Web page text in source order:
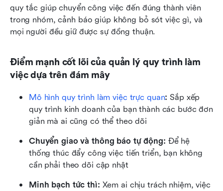
quy tắc giúp chuyển công việc đến đúng thành viên
trong nhóm, cảnh báo giúp không bỏ sót việc gì, và
mọi người đều giữ được sự đồng thuận.
Điểm mạnh cốt lõi của quản lý quy trình làm
việc dựa trên đám mây
Mô hình quy trình làm việc trực quan: Sắp xếp
quy trình kinh doanh của bạn thành các bước đơn
giản mà ai cũng có thể theo dõi
Chuyển giao và thông báo tự động: Để hệ
thống thúc đẩy công việc tiến triển, bạn không
cần phải theo dõi cập nhật
Minh bạch tức thì: Xem ai chịu trách nhiệm, việc